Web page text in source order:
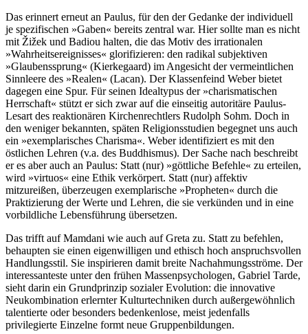
Das erinnert erneut an Paulus, für den der Gedanke der individuell
je spezifischen »Gaben« bereits zentral war. Hier sollte man es nicht
mit Žižek und Badiou halten, die das Motiv des irrationalen
»Wahrheitsereignisses« glorifizieren: den radikal subjektiven
»Glaubenssprung« (Kierkegaard) im Angesicht der vermeintlichen
Sinnleere des »Realen« (Lacan). Der Klassenfeind Weber bietet
dagegen eine Spur. Für seinen Idealtypus der »charismatischen
Herrschaft« stützt er sich zwar auf die einseitig autoritäre Paulus-
Lesart des reaktionären Kirchenrechtlers Rudolph Sohm. Doch in
den weniger bekannten, späten Religionsstudien begegnet uns auch
ein »exemplarisches Charisma«. Weber identifiziert es mit den
östlichen Lehren (v.a. des Buddhismus). Der Sache nach beschreibt
er es aber auch an Paulus: Statt (nur) »göttliche Befehle« zu erteilen,
wird »virtuos« eine Ethik verkörpert. Statt (nur) affektiv
mitzureißen, überzeugen exemplarische »Propheten« durch die
Praktizierung der Werte und Lehren, die sie verkünden und in eine
vorbildliche Lebensführung übersetzen.
Das trifft auf Mamdani wie auch auf Greta zu. Statt zu befehlen,
behaupten sie einen eigenwilligen und ethisch hoch anspruchsvollen
Handlungsstil. Sie inspirieren damit breite Nachahmungsströme. Der
interessanteste unter den frühen Massenpsychologen, Gabriel Tarde,
sieht darin ein Grundprinzip sozialer Evolution: die innovative
Neukombination erlernter Kulturtechniken durch außergewöhnlich
talentierte oder besonders bedenkenlose, meist jedenfalls
privilegierte Einzelne formt neue Gruppenbildungen.